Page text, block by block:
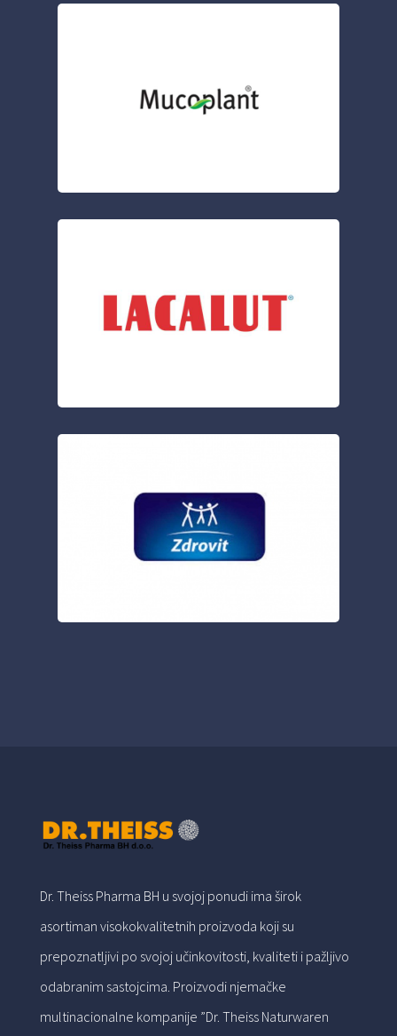
Dr. Theiss Pharma BH u svojoj ponudi ima širok
asortiman visokokvalitetnih proizvoda koji su
prepoznatljivi po svojoj učinkovitosti, kvaliteti i pažljivo
odabranim sastojcima. Proizvodi njemačke
multinacionalne kompanije ”Dr. Theiss Naturwaren